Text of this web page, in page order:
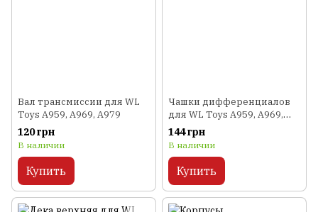
Вал трансмиссии для WL
Toys A959, A969, A979
120 грн
В наличии
Купить
Чашки дифференциалов
для WL Toys A959, A969,
A979
144 грн
В наличии
Купить